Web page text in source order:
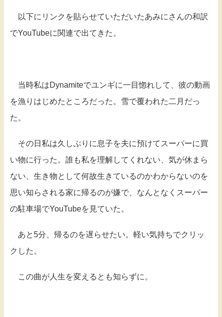
以下にリンクを貼らせていただいたあみにさんの和訳
でYouTubeに関連で出てきた。
当時私はDynamiteでユンギに一目惚れして、彼の動画
を漁りはじめたところだった。雪で覆われた二月だっ
た。
その日私は久しぶりに息子を夫に預けてスーパーに買
い物に行った。誰も私を理解してくれない、気が休まら
ない、生き物として何故生きているのかわからないのを
思い知らされる家に帰るのが嫌で、なんとなくスーパー
の駐車場でYouTubeを見ていた。
あと5分、帰るのを遅らせたい。軽い気持ちでクリッ
クした。
この曲が人生を変えるとも知らずに。